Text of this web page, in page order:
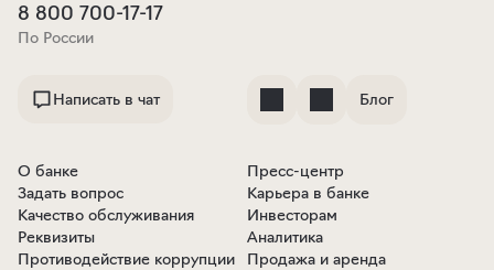
8 800 700-17-17
По России
Написать в чат Блог
О банке
Задать вопрос
Качество обслуживания
Реквизиты
Противодействие коррупции
Пресс-центр
Карьера в банке
Инвесторам
Аналитика
Продажа и аренда